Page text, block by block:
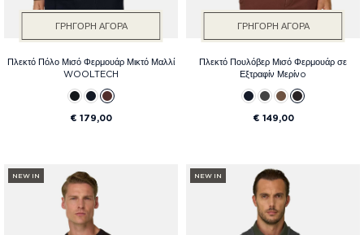
ΓΡΉΓΟΡΗ ΑΓΟΡΆ
Πλεκτό Πόλο Μισό Φερμουάρ Μικτό Μαλλί
WOOLTECH
€ 179,00
ΓΡΉΓΟΡΗ ΑΓΟΡΆ
Πλεκτό Πουλόβερ Μισό Φερμουάρ σε
Εξτραφίν Μερίνo
€ 149,00
NEW IN NEW IN